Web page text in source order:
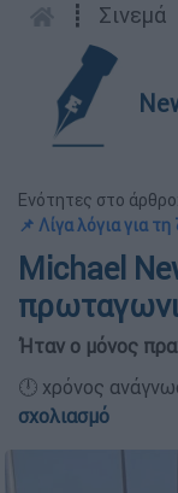
┋ Σινεμά
Ενότητες στο άρθρο:
📌 Λίγα λόγια για
Michael
Ήταν ο μόνος
🕛 χρόνος
σχολιασμό